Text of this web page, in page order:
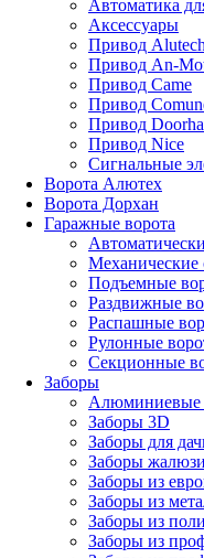
Автоматика
Аксессуары
Привод Alutech
Привод An-
Привод Came
Привод
Привод
Привод Nice
Сигнальные
Ворота Алютех
Ворота Дорхан
Гаражные ворота
Механические
Подъемные
Раздвижные
Распашные
Рулонные
Секционные
Заборы
Алюминиевые
Заборы 3D
Заборы для
Заборы жалюзи
Заборы из
Заборы из
Заборы из
Заборы из